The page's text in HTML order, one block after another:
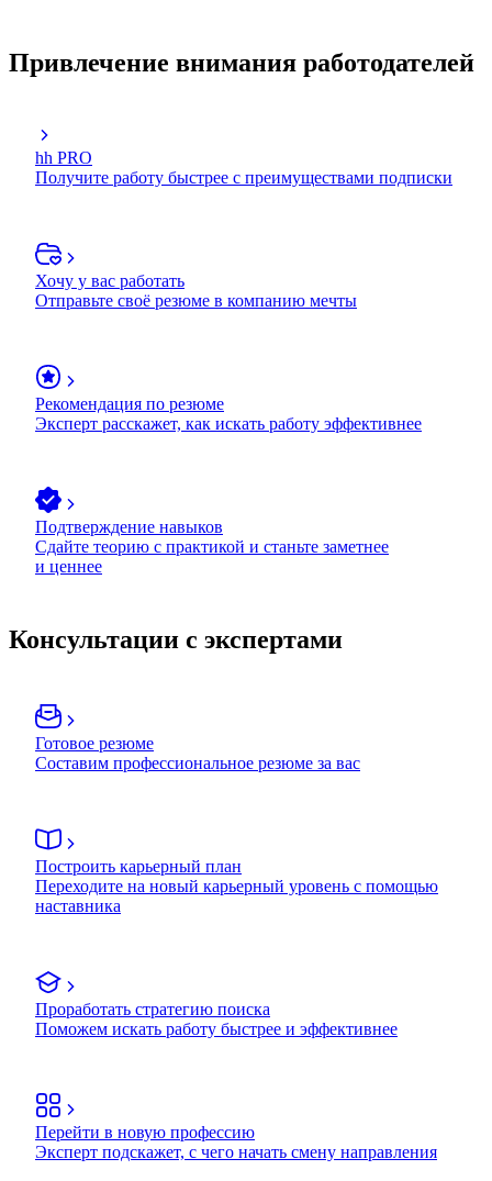
Привлечение внимания работодателей
hh PRO
Получите работу быстрее с преимуществами подписки
Хочу у вас работать
Отправьте своё резюме в компанию мечты
Рекомендация по резюме
Эксперт расскажет, как искать работу эффективнее
Подтверждение навыков
Сдайте теорию с практикой и станьте заметнее
и ценнее
Консультации с экспертами
Готовое резюме
Составим профессиональное резюме за вас
Построить карьерный план
Переходите на новый карьерный уровень с помощью
наставника
Проработать стратегию поиска
Поможем искать работу быстрее и эффективнее
Перейти в новую профессию
Эксперт подскажет, с чего начать смену направления